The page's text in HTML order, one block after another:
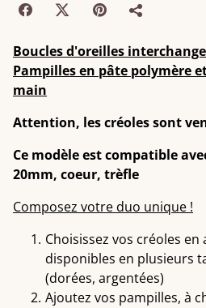
Boucles d'oreilles
Pampilles en pâte polymère
main
Attention, les créoles sont
Ce modèle est compatible
20mm, coeur, trèfle
Composez votre duo unique !
Choisissez vos créoles en
disponibles en plusieurs
(dorées, argentées)
Ajoutez vos pampilles, à